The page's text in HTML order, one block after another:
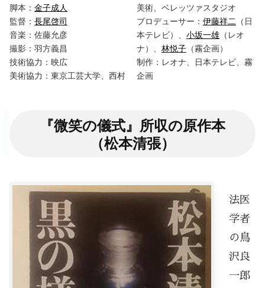
脚本： 金子成人
監督： 長尾啓司
音楽：佐藤允彦
撮影：羽方義昌
技術協力：映広
美術協力：東京工芸大学、西村
美術、ベレッツァスタジオ
プロデューサー： 伊藤祥二 （日
本テレビ）、 小坂一雄（レオ
ナ）、 林悦子（霧企画）
制作：レオナ、日本テレビ、霧
企画
『微笑の儀式』所収の原作本
（松本清張）
法医
学者
の鳥
沢良
一郎